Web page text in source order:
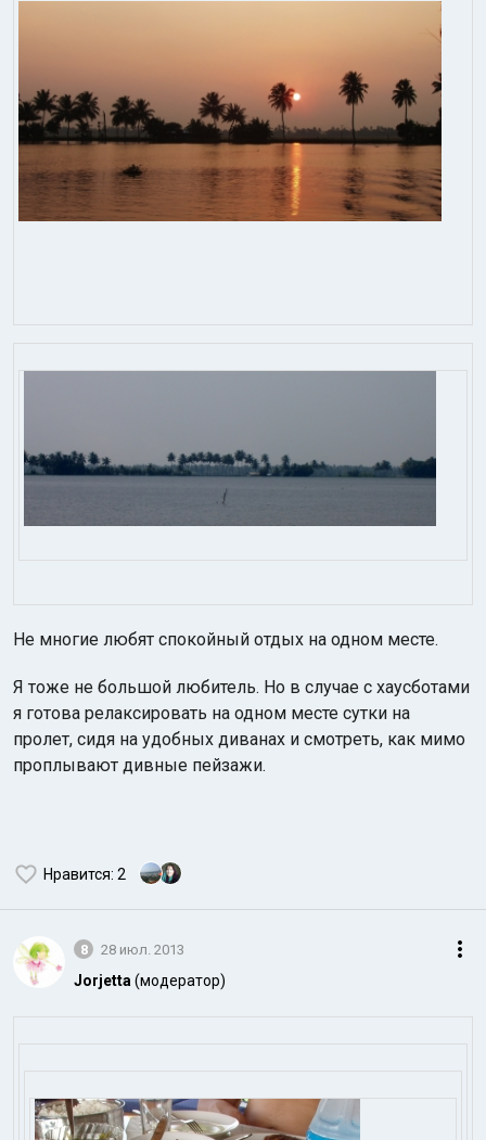
Не многие любят спокойный отдых на одном месте.
Я тоже не большой любитель. Но в случае с хаусботами
я готова релаксировать на одном месте сутки на
пролет, сидя на удобных диванах и смотреть, как мимо
проплывают дивные пейзажи.
Нравится: 2
8 28 июл. 2013
Jorjetta (модератор)